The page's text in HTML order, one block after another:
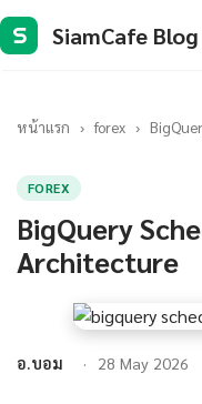
S SiamCafe Blog
หน้าแรก › forex ›
FOREX
BigQuery
Architecture
อ.บอม 28 May 2026